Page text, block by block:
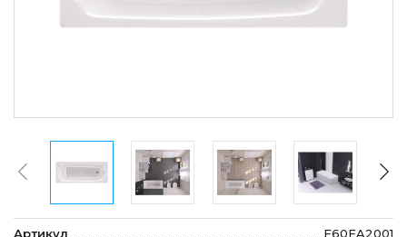
Артикул F60FA2001